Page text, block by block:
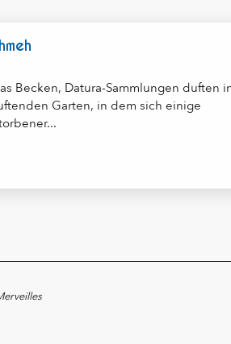
Becken, Datura-Sammlungen duften
Garten, in dem sich einige